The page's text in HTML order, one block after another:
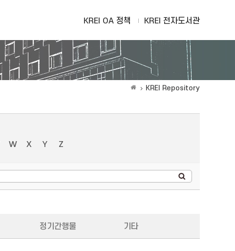
KREI OA 정책 KREI 전자도서관
KREI Repository
W X Y Z
정기간행물 기타